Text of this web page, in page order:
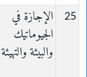
25
الإجازة في
الجيوماتيك
والبيئة والتهيئة